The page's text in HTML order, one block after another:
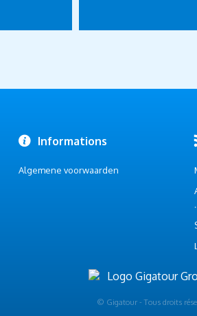
Informations
Algemene voorwaarden
© Gigatour - Tous droits